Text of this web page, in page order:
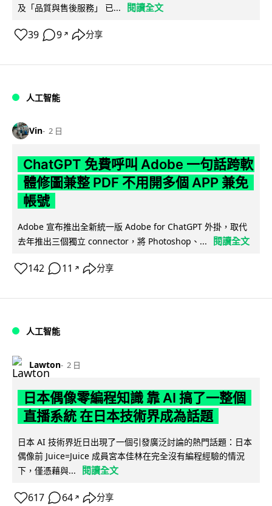
及「品質與售後服務」 已...
閱讀全文
39 9 ↗ 分享
人工智能
Vin 2 日
ChatGPT 免費呼叫 Adobe 一句話跨軟
體修圖兼整 PDF 不用開多個 APP 兼免
帳號
Adobe 宣布推出全新統一版 Adobe for ChatGPT 外掛，取代
去年推出三個獨立 connector，將 Photoshop、...
閱讀全文
142 11 ↗ 分享
人工智能
Lawton 2 日
日本偶像零編程知識 靠 AI 搞了一整個
直播系統 在日本技術界成為話題
日本 AI 技術界近日出現了一個引發廣泛討論的熱門話題：日本
偶像前 Juice=Juice 成員宮本佳林在完全沒有編程經驗的情況
下，僅憑藉與...
閱讀全文
617 64 ↗ 分享